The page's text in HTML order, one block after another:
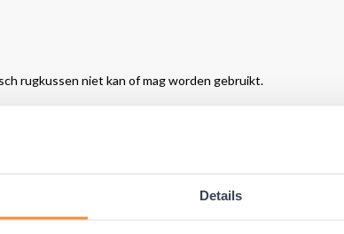
Details
rugkussen niet kan of mag worden gebruikt.
wereldwijd met groot succes gebruikt!